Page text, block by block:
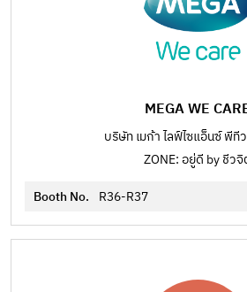
MEGA WE
บริษัท เมก้า ไลฟ์ไซแอ็นซ์ พีที
ZONE: อยู่ดี by ชีว
Booth No. R36-R37